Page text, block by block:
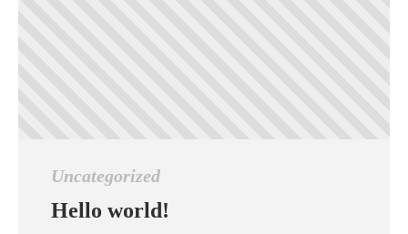
Uncategorized
Hello world!